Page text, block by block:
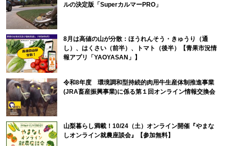
ルの決定版「SuperカルマーPRO」
8月は高値の山が分散：ほうれんそう・きゅうり（通
し）、はくさい（前半）、トマト（後半）【青果市況情
報アプリ「YAOYASAN」】
令和8年度 環境調和型持続的肉用牛生産体制推進事業
(JRA畜産振興事業)に係る第１回オンライン情報交換会
山梨暮らし満載！10/24（土）オンライン開催『やまな
しオンライン就農座談会』【参加無料】